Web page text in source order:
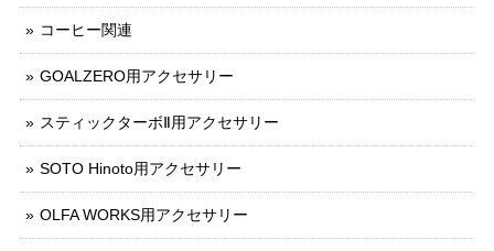
コーヒー関連
GOALZERO用アクセサリー
スティックターボⅡ用アクセサリー
SOTO Hinoto用アクセサリー
OLFA WORKS用アクセサリー